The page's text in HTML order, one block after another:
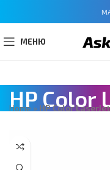
МЕНЮ
HP Color
Home » HP Color